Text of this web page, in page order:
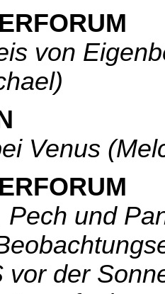
von
Venus
Pech und
vor der